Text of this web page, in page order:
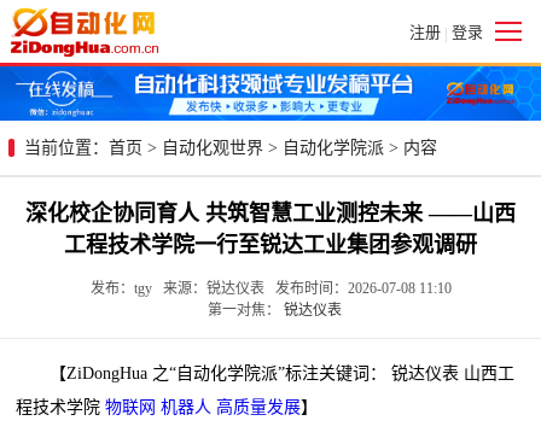
注册 | 登录
当前位置： 首页 > 自动化观世界 > 自动化学院派 > 内容
深化校企协同育人 共筑智慧工业测控未来 ——山西
工程技术学院一行至锐达工业集团参观调研
发布：tgy 来源：锐达仪表 发布时间：2026-07-08 11:10
第一对焦： 锐达仪表
【ZiDongHua 之“自动化学院派”标注关键词： 锐达仪表 山西工
程技术学院物联网 机器人 高质量发展】